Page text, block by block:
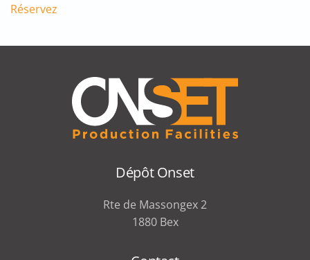
Réservez
Dépôt Onset
Rte de Massongex 2
1880 Bex